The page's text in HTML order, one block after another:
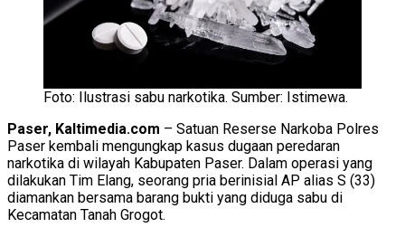
Foto: Ilustrasi sabu narkotika. Sumber: Istimewa.
Paser, Kaltimedia.com – Satuan Reserse Narkoba Polres
Paser kembali mengungkap kasus dugaan peredaran
narkotika di wilayah Kabupaten Paser. Dalam operasi yang
dilakukan Tim Elang, seorang pria berinisial AP alias S (33)
diamankan bersama barang bukti yang diduga sabu di
Kecamatan Tanah Grogot.